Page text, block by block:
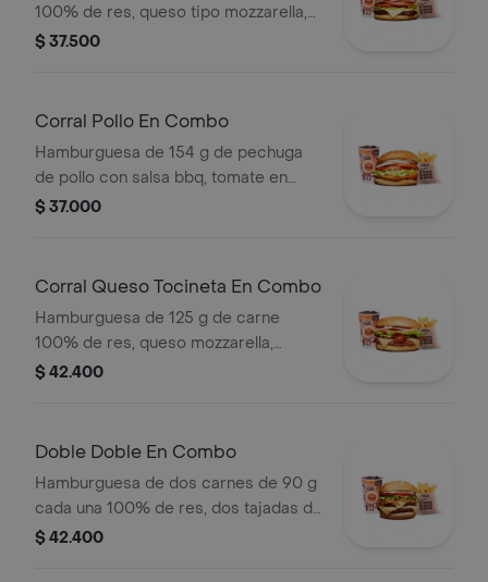
100% de res, queso tipo mozzarella,
tomate en rodajas, cebolla en rodajas,
$ 37.500
Corral Pollo En Combo
Hamburguesa de 154 g de pechuga
de pollo con salsa bbq, tomate en
rodajas, cebolla en rodajas, lechuga y
$ 37.000
Corral Queso Tocineta En Combo
Hamburguesa de 125 g de carne
100% de res, queso mozzarella,
tocineta, tomate en rodajas, cebolla
bebida
$ 42.400
Doble Doble En Combo
Hamburguesa de dos carnes de 90 g
cada una 100% de res, dos tajadas de
queso tipo mozzarella, cebolla grillé,
$ 42.400